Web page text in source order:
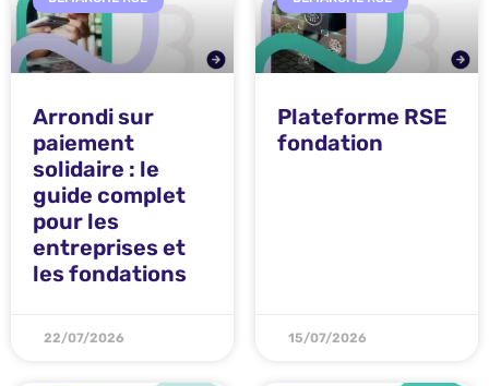
Arrondi sur
paiement
solidaire : le
guide complet
pour les
entreprises et
les fondations
22/07/2026
Plateforme RSE
fondation
15/07/2026